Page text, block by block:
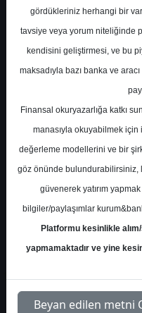
GYO NAD
S.No Dosya Adı
1
info-yatirim-
iskonto-raporu-
1
gördükleriniz herhangi bir
tavsiye veya yorum niteliğinde
kendisini geliştirmesi, ve bu
maksadıyla bazı banka ve
Finansal okuryazarlığa katkı
manasıyla okuyabilmek için
değerleme modellerini ve bir
göz önünde bulundurabilirsiniz,
güvenerek yatırım
bilgiler/paylaşımlar
Platformu kesinlikle
yapmamaktadır ve yine
Beyan edilen metni